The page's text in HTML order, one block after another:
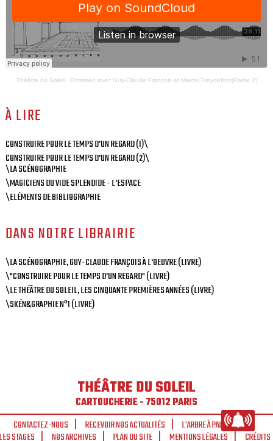
Théâtre du Soleil· Entretien avec Guy-Claude François et Marcel Freydefont(Partie 2)
À LIRE
CONSTRUIRE POUR LE TEMPS D’UN REGARD (1)\
CONSTRUIRE POUR LE TEMPS D'UN REGARD (2)\
\LA SCÉNOGRAPHIE
\MAGICIENS DU VIDE SPLENDIDE - L'ESPACE
\ELÉMENTS DE BIBLIOGRAPHIE
DANS NOTRE LIBRAIRIE
\LA SCÉNOGRAPHIE, GUY-CLAUDE FRANÇOIS À L'OEUVRE (LIVRE)
\"CONSTRUIRE POUR LE TEMPS D'UN REGARD" (LIVRE)
\LE THÉÂTRE DU SOLEIL, LES CINQUANTE PREMIÈRES ANNÉES (LIVRE)
\SKÉN&GRAPHIE N°1 (LIVRE)
THÉÂTRE DU SOLEIL
CARTOUCHERIE - 75012 PARIS
CONTACTEZ-NOUS
RECEVOIR NOS ACTUALITÉS
L'ARBRE À PALABRES
LES STAGES
NOS ARCHIVES PLAN DU SITE MENTIONS LÉGALES CRÉDITS